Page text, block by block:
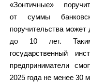
«Зонтичные»
от суммы
поручительства может
до 10 лет. Таким
государственный
предприниматели
2025 года не менее 30